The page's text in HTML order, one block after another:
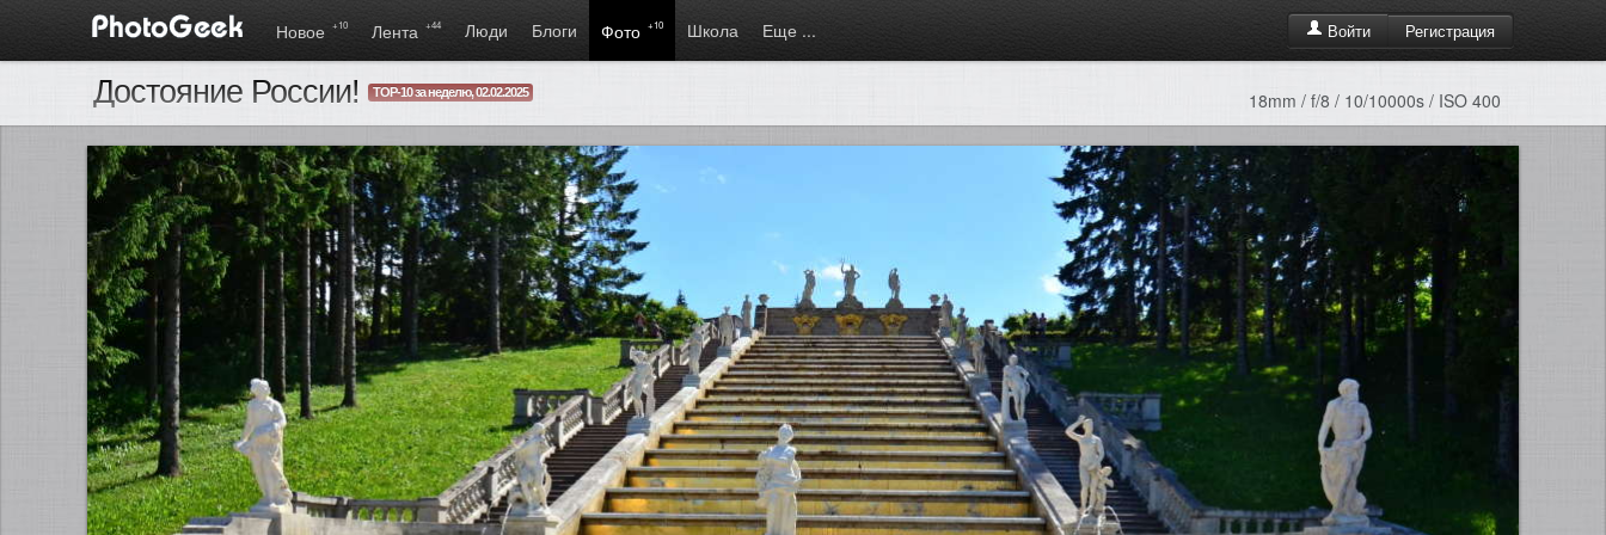
Войти Регистрация
Новое +10 Лента +44 Люди Блоги Фото +10 Школа Еще ...
Достояние России! TOP-10 за неделю, 02.02.2025 18mm / f/8 / 10/10000s / ISO 400